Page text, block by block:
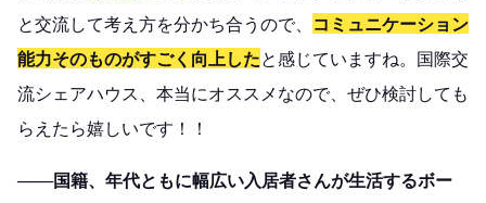
と交流して考え方を分かち合うので、
コミュニケーション
能力そのものがすごく向上したと感じていますね。国際交
流シェアハウス、本当にオススメなので、ぜひ検討しても
らえたら嬉しいです！！
───国籍、年代ともに幅広い入居者さんが生活するボー